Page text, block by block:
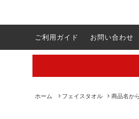
バスタオル
出産祝い
廃番予定
会員登録方法・ポイント制度
ご利用ガイド お問い合わせ
丸山タオルオフィシャルウェブショップ
ホーム フェイスタオル 商品名か